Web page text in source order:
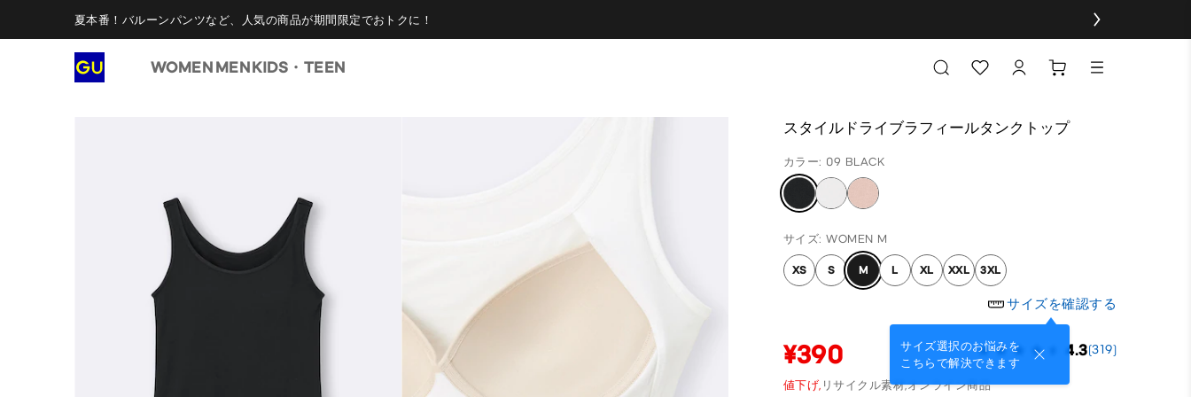
夏本番！バルーンパンツなど、人気の商品が期間限定でおトクに！
WOMEN MENKIDS・TEEN
スタイルドライブラフィールタンクトップ
カラー: 09 BLACK
サイズ: WOMEN M
XS S M L XL XXL 3XL
サイズを確認する
サイズ選択のお悩みを
こちらで解決できます
¥390 4.3(319)
値下げ, リサイクル素材,オンライン商品